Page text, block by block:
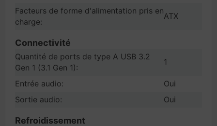
Facteurs de forme d'alimentation pris en
charge:
ATX
Connectivité
Quantité de ports de type A USB 3.2
Gen 1 (3.1 Gen 1):
1
Entrée audio:
Oui
Sortie audio:
Oui
Refroidissement